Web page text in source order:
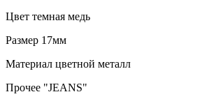
Цвет темная медь
Размер 17мм
Материал цветной металл
Прочее "JEANS"